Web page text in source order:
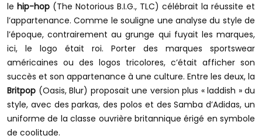
le hip-hop (The Notorious B.I.G., TLC) célébrait la réussite et
l’appartenance. Comme le souligne une analyse du style de
l’époque, contrairement au grunge qui fuyait les marques,
ici, le logo était roi. Porter des marques sportswear
américaines ou des logos tricolores, c’était afficher son
succès et son appartenance à une culture. Entre les deux, la
Britpop (Oasis, Blur) proposait une version plus « laddish » du
style, avec des parkas, des polos et des Samba d’Adidas, un
uniforme de la classe ouvrière britannique érigé en symbole
de coolitude.